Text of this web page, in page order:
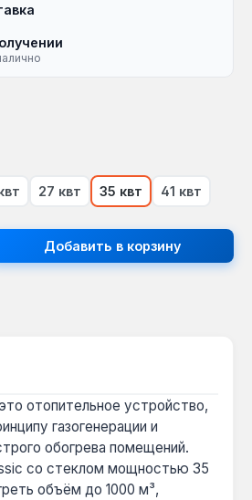
27 квт 35 квт 41 квт
введите
Добавить в корзину
отопительное устройство,
газогенерации и
обогрева помещений.
со стеклом мощностью 35
объём до 1000 м³,